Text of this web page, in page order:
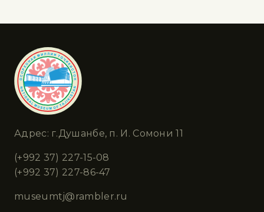
Адрес: г.Душанбе, п. И. Сомони 11
(+992 37) 227-15-08
(+992 37) 227-86-47
museumtj@rambler.ru